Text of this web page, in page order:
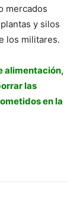
mercados
y silos
los militares.
alimentación,
las
en la